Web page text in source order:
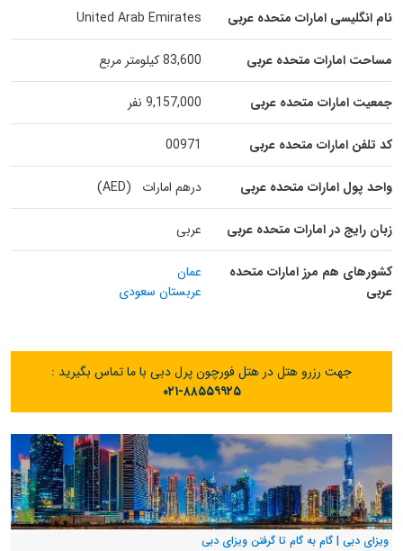
نام انگلیسی امارات متحده عربی United Arab Emirates
مساحت امارات متحده عربی 83,600 کیلومتر مربع
جمعیت امارات متحده عربی 9,157,000 نفر
کد تلفن امارات متحده عربی 00971
واحد پول امارات متحده عربی درهم امارات (AED)
زبان رایج در امارات متحده عربی عربی
کشورهای هم مرز امارات متحده
عربی
عمان
عربستان سعودی
جهت رزرو هتل در هتل فورچون پرل دبی با ما تماس بگیرید :
۰۲۱-۸۸۵۵۹۹۲۵
ویزای دبی | گام به گام تا گرفتن ویزای دبی